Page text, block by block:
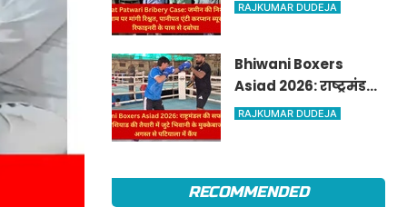
रिफाइनरी के पास से
दबोचा
RAJKUMAR DUDEJA
Bhiwani Boxers
Asiad 2026: राष्ट्रमंडल
की सफलता के बाद
कैंप
RAJKUMAR DUDEJA
RECOMMENDED